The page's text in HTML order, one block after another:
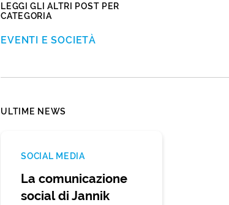
LEGGI GLI ALTRI POST PER
CATEGORIA
EVENTI E SOCIETÀ
ULTIME NEWS
SOCIAL MEDIA
La comunicazione
social di Jannik